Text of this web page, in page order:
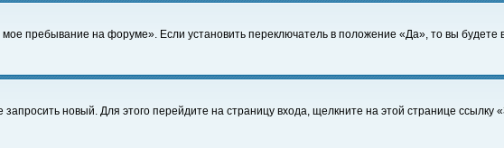
пребывание на форуме». Если установить переключатель в положение «Да», то вы
новый. Для этого перейдите на страницу входа, щелкните на этой странице